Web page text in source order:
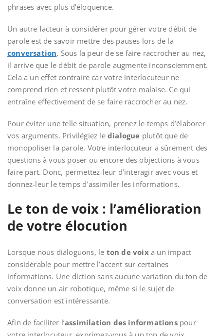
phrases avec plus d’éloquence.
Un autre facteur à considérer pour gérer votre débit de
parole est de savoir mettre des pauses lors de la
conversation. Sous la peur de se faire raccrocher au nez,
il arrive que le débit de parole augmente inconsciemment.
Cela a un effet contraire car votre interlocuteur ne
comprend rien et ressent plutôt votre malaise. Ce qui
entraîne effectivement de se faire raccrocher au nez.
Pour éviter une telle situation, prenez le temps d’élaborer
vos arguments. Privilégiez le dialogue plutôt que de
monopoliser la parole. Votre interlocuteur a sûrement des
questions à vous poser ou encore des objections à vous
faire part. Donc, permettez-leur d’interagir avec vous et
donnez-leur le temps d’assimiler les informations.
Le ton de voix : l’amélioration
de votre élocution
Lorsque nous dialoguons, le ton de voixa un impact
considérable pour mettre l’accent sur certaines
informations. Une diction sans aucune variation du ton de
voix donne un air robotique, même si le sujet de
conversation est intéressante.
Afin de faciliter l’assimilation des informationspour